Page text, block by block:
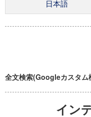
全文検索(Googleカスタム
イン